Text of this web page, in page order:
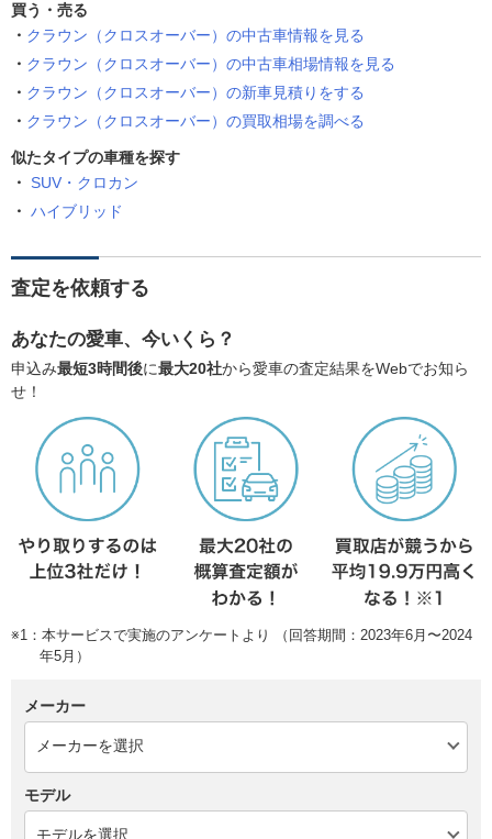
買う・売る
クラウン（クロスオーバー）の中古車情報を見る
クラウン（クロスオーバー）の中古車相場情報を見る
クラウン（クロスオーバー）の新車見積りをする
クラウン（クロスオーバー）の買取相場を調べる
似たタイプの車種を探す
SUV・クロカン
ハイブリッド
査定を依頼する
あなたの愛車、今いくら？
申込み最短3時間後に最大20社から愛車の査定結果をWebでお知ら
せ！
※1：本サービスで実施のアンケートより （回答期間：2023年6月〜2024
年5月）
メーカー
モデル